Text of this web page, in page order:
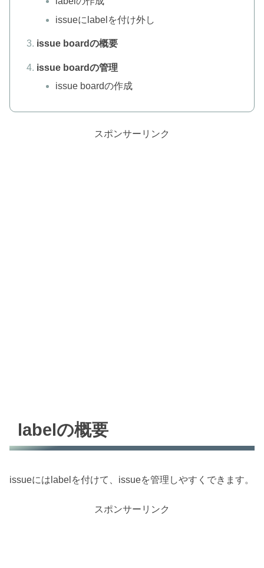
issueにlabelを付け外し
issue boardの概要
issue boardの管理
issue boardの作成
スポンサーリンク
labelの概要
issueにはlabelを付けて、issueを管理しやすくできます。
スポンサーリンク